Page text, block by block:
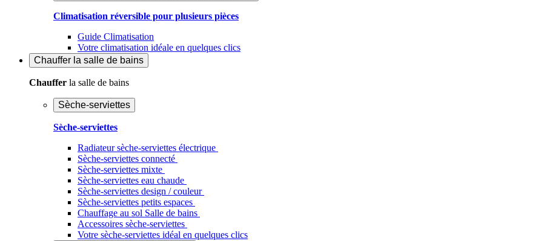
Climatisation réversible pour plusieurs pièces
Guide Climatisation
Votre climatisation idéale en quelques clics
Chauffer la salle de bains
Chauffer la salle de bains
Sèche-serviettes
Sèche-serviettes
Radiateur sèche-serviettes électrique
Sèche-serviettes connecté
Sèche-serviettes mixte
Sèche-serviettes eau chaude
Sèche-serviettes design / couleur
Sèche-serviettes petits espaces
Chauffage au sol Salle de bains
Accessoires sèche-serviettes
Votre sèche-serviettes idéal en quelques clics